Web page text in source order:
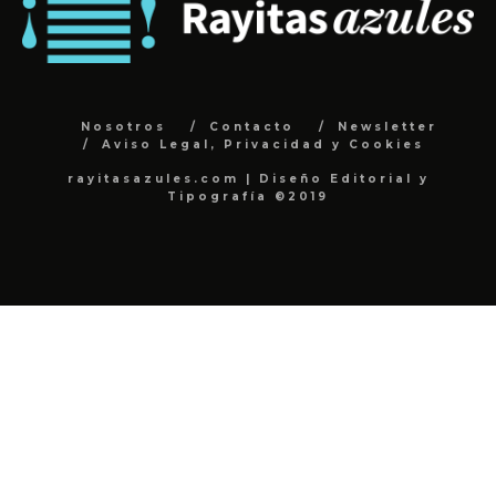
Nosotros Contacto
Newsletter
Aviso Legal, Privacidad y Cookies
rayitasazules.com | Diseño Editorial y
Tipografía ©2019